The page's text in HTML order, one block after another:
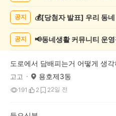
록
공지
공지 📢동네생활 커뮤니티 운
도로에서 담배피는거 어떻게 생각
고고 용호제3동
191 2 22일 전